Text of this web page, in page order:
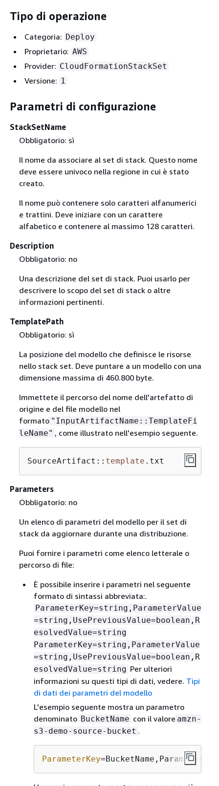
Tipo di operazione
Categoria: Deploy
Proprietario: AWS
Provider: CloudFormationStackSet
Versione: 1
Parametri di configurazione
StackSetName
Obbligatorio: sì
Il nome da associare al set di stack. Questo nome
deve essere univoco nella regione in cui è stato
creato.
Il nome può contenere solo caratteri alfanumerici
e trattini. Deve iniziare con un carattere
alfabetico e contenere al massimo 128 caratteri.
Description
Obbligatorio: no
Una descrizione del set di stack. Puoi usarlo per
descrivere lo scopo del set di stack o altre
informazioni pertinenti.
TemplatePath
Obbligatorio: sì
La posizione del modello che definisce le risorse
nello stack set. Deve puntare a un modello con una
dimensione massima di 460.800 byte.
Immettete il percorso del nome dell'artefatto di
origine e del file modello nel
formato "InputArtifactName::TemplateFi
leName" , come illustrato nell'esempio seguente.
SourceArtifact:: template .txt
Parameters
Obbligatorio: no
Un elenco di parametri del modello per il set di
stack da aggiornare durante una distribuzione.
Puoi fornire i parametri come elenco letterale o
percorso di file:
È possibile inserire i parametri nel seguente
formato di sintassi abbreviata:.
ParameterKey=string,ParameterValue
=string,UsePreviousValue=boolean,R
esolvedValue=string
ParameterKey=string,ParameterValue
=string,UsePreviousValue=boolean,R
esolvedValue=string Per ulteriori
informazioni su questi tipi di dati, vedere. Tipi
di dati dei parametri del modello
L'esempio seguente mostra un parametro
denominato BucketName con il valore amzn-
s3-demo-source-bucket .
ParameterKey